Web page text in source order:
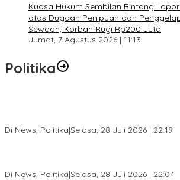
Kuasa Hukum Sembilan Bintang
atas Dugaan Penipuan dan
Sewaan, Korban Rugi Rp200 Juta
Jumat, 7 Agustus 2026 | 11:13
Politika
Di News, Politika|Selasa, 28 Juli 2026 | 22:19
Di News, Politika|Selasa, 28 Juli 2026 | 22:04